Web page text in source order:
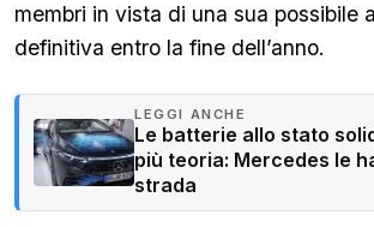
membri in vista di una sua possibile
definitiva entro la fine dell’anno.
LEGGI ANCHE
Le batterie allo stato
più teoria: Mercedes le
strada